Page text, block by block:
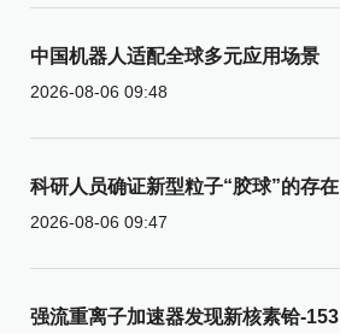
中国机器人适配全球多元应用场景
2026-08-06 09:48
科研人员确证新型粒子“胶球”的存在
2026-08-06 09:47
强流重离子加速器发现新核素铪-153